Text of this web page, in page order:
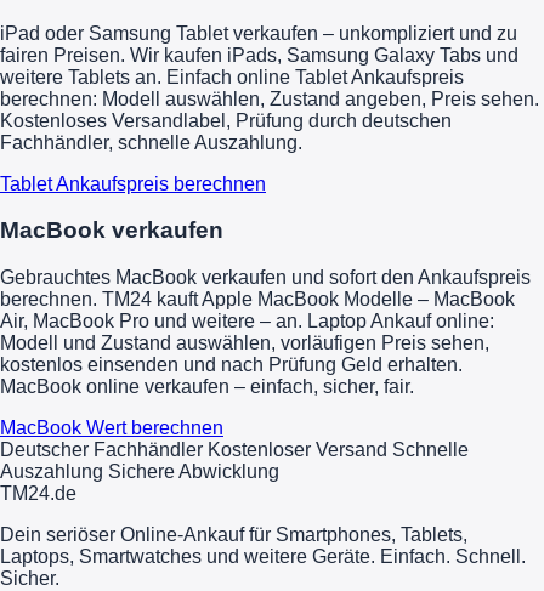
iPad oder Samsung Tablet verkaufen – unkompliziert und zu
fairen Preisen. Wir kaufen iPads, Samsung Galaxy Tabs und
weitere Tablets an. Einfach online Tablet Ankaufspreis
berechnen: Modell auswählen, Zustand angeben, Preis sehen.
Kostenloses Versandlabel, Prüfung durch deutschen
Fachhändler, schnelle Auszahlung.
Tablet Ankaufspreis berechnen
MacBook verkaufen
Gebrauchtes MacBook verkaufen und sofort den Ankaufspreis
berechnen. TM24 kauft Apple MacBook Modelle – MacBook
Air, MacBook Pro und weitere – an. Laptop Ankauf online:
Modell und Zustand auswählen, vorläufigen Preis sehen,
kostenlos einsenden und nach Prüfung Geld erhalten.
MacBook online verkaufen – einfach, sicher, fair.
MacBook Wert berechnen
Deutscher Fachhändler Kostenloser Versand Schnelle
Auszahlung Sichere Abwicklung
TM24.de
Dein seriöser Online-Ankauf für Smartphones, Tablets,
Laptops, Smartwatches und weitere Geräte. Einfach. Schnell.
Sicher.